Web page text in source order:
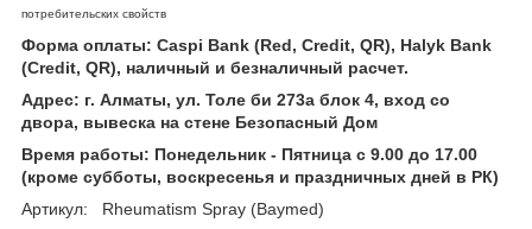
потребительских свойств
Форма оплаты: Caspi Bank (Red, Credit, QR), Halyk Bank
(Credit, QR), наличный и безналичный расчет.
Адрес: г. Алматы, ул. Толе би 273а блок 4, вход со
двора, вывеска на стене Безопасный Дом
Время работы: Понедельник - Пятница с 9.00 до 17.00
(кроме субботы, воскресенья и праздничных дней в РК)
Артикул: Rheumatism Spray (Baymed)